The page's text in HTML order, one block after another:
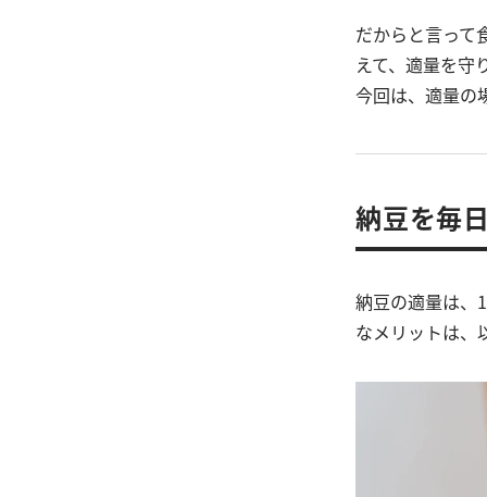
だからと言って
えて、適量を守
今回は、適量の
納豆を毎
納豆の適量は、
なメリットは、